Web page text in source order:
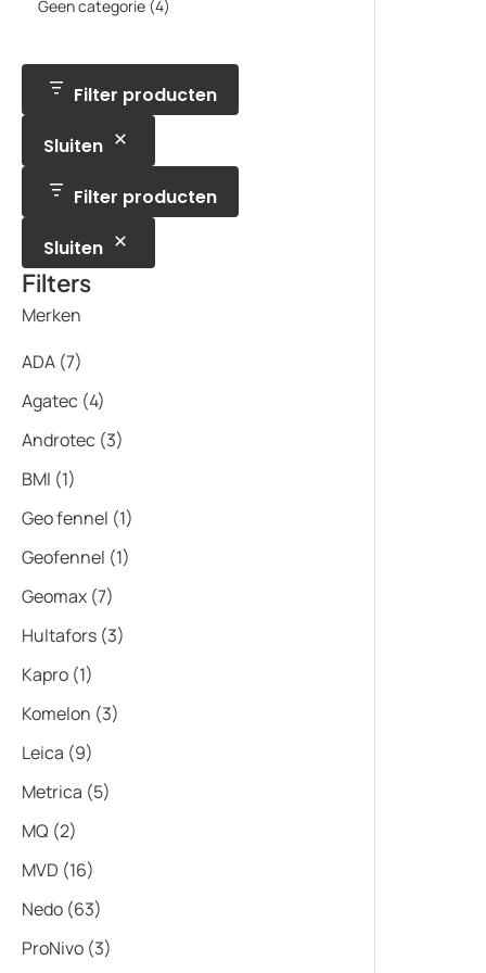
d
t
n
t
o
c
u
Geen categorie 44
p
u
n
Filter producten
Sluiten
Filter producten
Sluiten
Filters
Merken
ADA (7)
Agatec (4)
Androtec (3)
BMI (1)
Geo fennel (1)
Geofennel (1)
Geomax (7)
Hultafors (3)
Kapro (1)
Komelon (3)
Leica (9)
Metrica (5)
MQ (2)
MVD (16)
Nedo (63)
ProNivo (3)